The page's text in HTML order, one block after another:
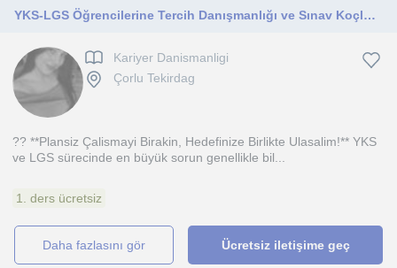
YKS-LGS Öğrencilerine Tercih Danışmanlığı ve Sınav Koçluğu
Kariyer Danismanligi
Çorlu Tekirdag
?? **Plansiz Çalismayi Birakin, Hedefinize Birlikte Ulasalim!** YKS
ve LGS sürecinde en büyük sorun genellikle bil...
1. ders ücretsiz
daha fazlasını gör Ücretsiz iletişime geç